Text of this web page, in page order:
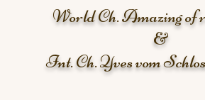
World Ch. Amazing of
&
Int. Ch. Yves vom